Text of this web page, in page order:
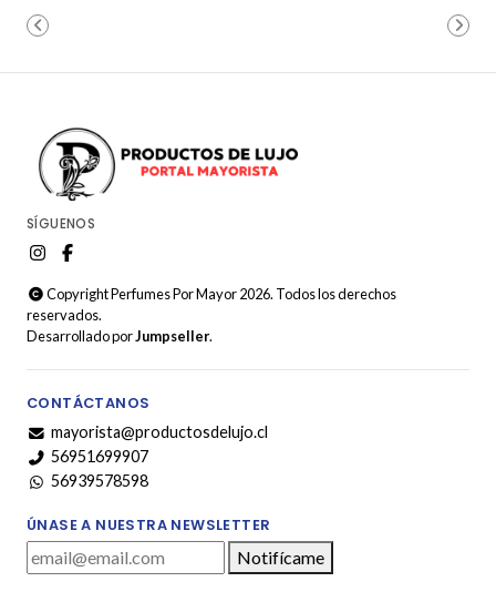
SÍGUENOS
Copyright Perfumes Por Mayor 2026. Todos los derechos
reservados.
Desarrollado porJumpseller.
CONTÁCTANOS
mayorista@productosdelujo.cl
56951699907
56939578598
ÚNASE A NUESTRA NEWSLETTER
Notifícame